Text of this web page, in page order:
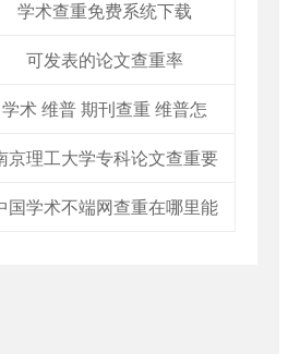
学术查重免费系统下载
可发表的论文查重率
学术 维普 期刊查重 维普怎
京理工大学专科论文查重要
国学术不端网查重在哪里能